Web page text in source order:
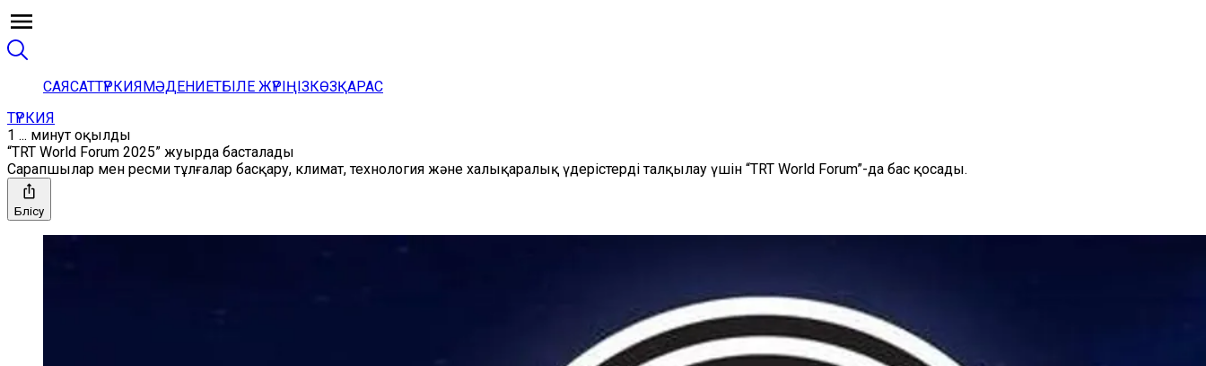
САЯСАТТҮРКИЯМӘДЕНИЕТБІЛЕ ЖҮРІҢІЗКӨЗҚАРАС
ТҮРКИЯ
1 ... минут оқылды
“TRT World Forum 2025” жуырда басталады
Сарапшылар мен ресми тұлғалар басқару, климат, технология және халықаралық үдерістерді талқылау үшін “TRT World Forum”-да бас қосады.
Бөлісу